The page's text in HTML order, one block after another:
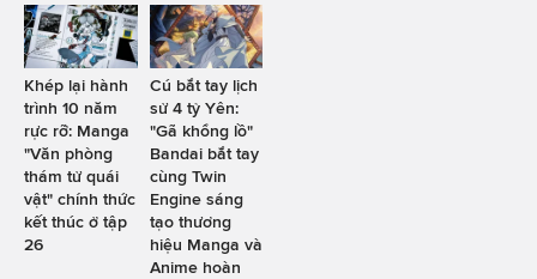
Khép lại hành
trình 10 năm
rực rỡ: Manga
"Văn phòng
thám tử quái
vật" chính thức
kết thúc ở tập
26
Cú bắt tay lịch
sử 4 tỷ Yên:
"Gã khổng lồ"
Bandai bắt tay
cùng Twin
Engine sáng
tạo thương
hiệu Manga và
Anime hoàn